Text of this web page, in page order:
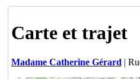
Carte et trajet
Madame Catherine Gérard |